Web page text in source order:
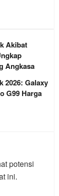
Akibat
Angkasa
2026: Galaxy
G99 Harga
potensi
ini.